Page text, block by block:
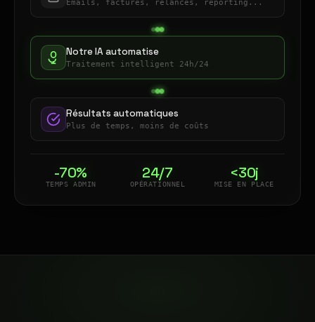
Emails, factures, relances, reporting...
Notre IA automatise
Traitement intelligent 24h/24
Résultats automatiques
Plus de temps, moins de coûts
-70%
TEMPS ADMIN
24/7
OPÉRATIONNEL
<30j
MISE EN PLACE